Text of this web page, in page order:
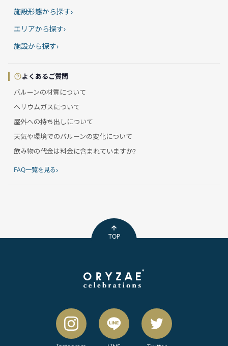
施設形態から探す›
エリアから探す›
施設から探す›
よくあるご質問
バルーンの材質について
ヘリウムガスについて
屋外への持ち出しについて
天気や環境でのバルーンの変化について
飲み物の代金は料金に含まれていますか?
FAQ一覧を見る›
TOP